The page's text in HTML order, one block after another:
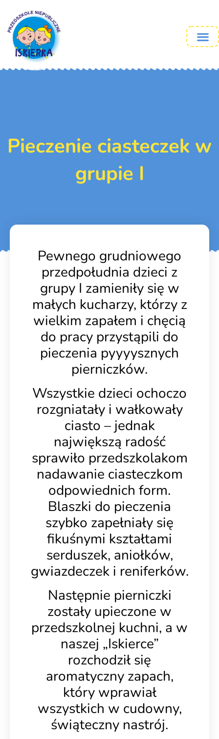
Pieczenie ciasteczek w
grupie I
Pewnego grudniowego
przedpołudnia dzieci z
grupy I zamieniły się w
małych kucharzy, którzy z
wielkim zapałem i chęcią
do pracy przystąpili do
pieczenia pyyyysznych
pierniczków.
Wszystkie dzieci ochoczo
rozgniatały i wałkowały
ciasto – jednak
największą radość
sprawiło przedszkolakom
nadawanie ciasteczkom
odpowiednich form.
Blaszki do pieczenia
szybko zapełniały się
fikuśnymi kształtami
serduszek, aniołków,
gwiazdeczek i reniferków.
Następnie pierniczki
zostały upieczone w
przedszkolnej kuchni, a w
naszej „Iskierce”
rozchodził się
aromatyczny zapach,
który wprawiał
wszystkich w cudowny,
świąteczny nastrój.